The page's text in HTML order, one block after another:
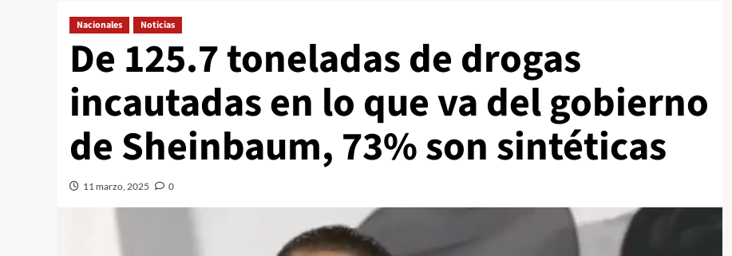
Nacionales Noticias
De 125.7 toneladas de drogas
incautadas en lo que va del gobierno
de Sheinbaum, 73% son sintéticas
11 marzo, 2025 0